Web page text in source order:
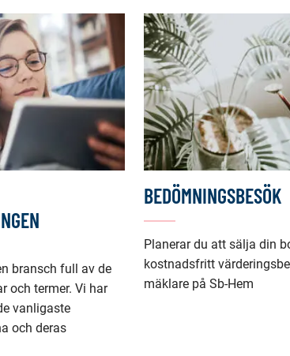
annan
tjänst)
annan
tjänst)
bransch full av de
och termer. Vi har
vanligaste
och deras
BEDÖMNINGSBESÖK
Planerar du att sälja din
kostnadsfritt
mäklare på Sb-Hem